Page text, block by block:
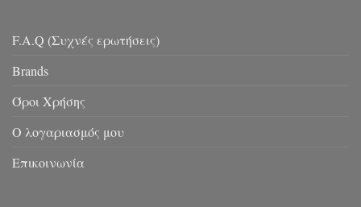
F.A.Q (Συχνές ερωτήσεις)
Brands
Όροι Χρήσης
Ο λογαριασμός μου
Επικοινωνία